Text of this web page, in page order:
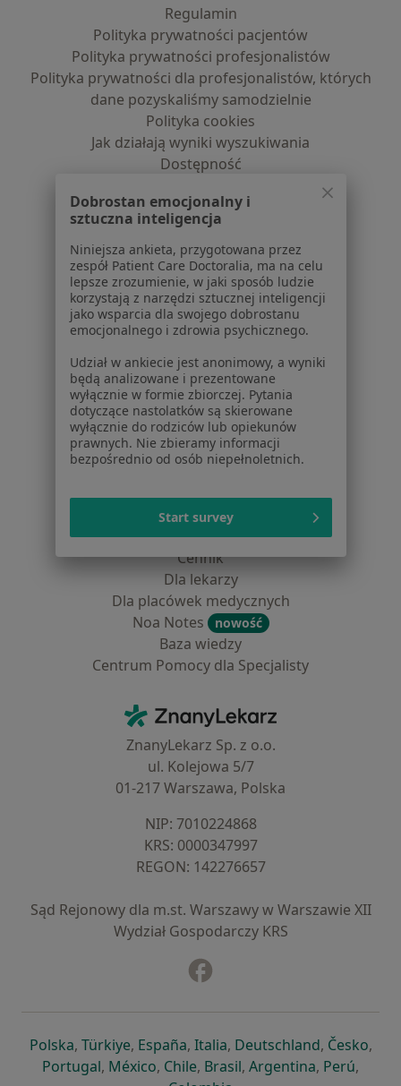
Regulamin
Polityka prywatności pacjentów
Polityka prywatności profesjonalistów
Polityka prywatności dla profesjonalistów, których
dane pozyskaliśmy samodzielnie
Polityka cookies
Jak działają wyniki wyszukiwania
Dostępność
Praca Rekrutujemy!
Partnerzy
Centrum prasowe
Kontakt
Dla pacjentów
Lekarze
Placówki medyczne
Pytania i odpowiedzi
Usługi i zabiegi
Choroby
Pomoc
Aplikacje mobilne
Dla profesjonalistów
Cennik
Dla lekarzy
Dla placówek medycznych
Noa Notes
nowość
Baza wiedzy
Centrum Pomocy dla Specjalisty
ZnanyLekarz - Strona główna
ZnanyLekarz Sp. z o.o.
ul. Kolejowa 5/7
01-217 Warszawa, Polska
NIP: ⁠7010224868
KRS: ⁠0000347997
REGON: ⁠142276657
Sąd Rejonowy dla m.st. Warszawy w Warszawie XII
Wydział Gospodarczy KRS
Polskaotwiera się w nowej karcie
, Türkiyeotwiera się w nowej karcie
, Españaotwiera się w nowej karcie
, Italiaotwiera się w nowej
, Deutschlandotwiera się
, Česko,
Portugalotwiera się w nowej karcie
, Méxicootwiera się w nowej karcie
, Chileotwiera się w nowej karcie
, Brasilotwiera się w nowej
, Argentinaotwiera się
, Perú,
Dobrostan emocjonalny i
sztuczna inteligencja
Niniejsza ankieta, przygotowana przez
zespół Patient Care Doctoralia, ma na celu
lepsze zrozumienie, w jaki sposób ludzie
korzystają z narzędzi sztucznej inteligencji
jako wsparcia dla swojego dobrostanu
emocjonalnego i zdrowia psychicznego.
Udział w ankiecie jest anonimowy, a wyniki
będą analizowane i prezentowane
wyłącznie w formie zbiorczej. Pytania
dotyczące nastolatków są skierowane
wyłącznie do rodziców lub opiekunów
prawnych. Nie zbieramy informacji
bezpośrednio od osób niepełnoletnich.
Start survey